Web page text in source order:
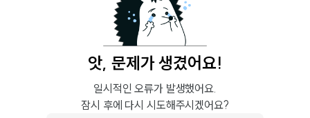
앗, 문제가 생겼어요!
일시적인 오류가 발생했어요.
잠시 후에 다시 시도해주시겠어요?